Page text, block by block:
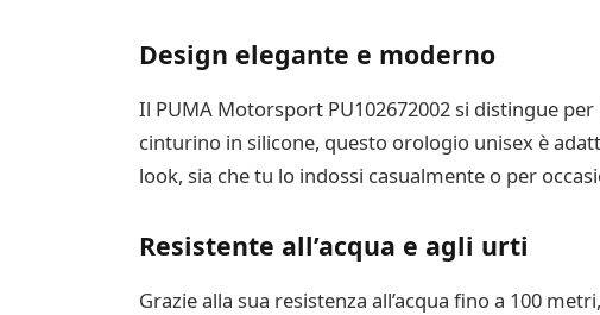
Design elegante e moderno
Il PUMA Motorsport PU102672002 si distingue
cinturino in silicone, questo orologio unisex è
look, sia che tu lo indossi casualmente o per
Resistente all’acqua e agli urti
Grazie alla sua resistenza all’acqua fino a 100